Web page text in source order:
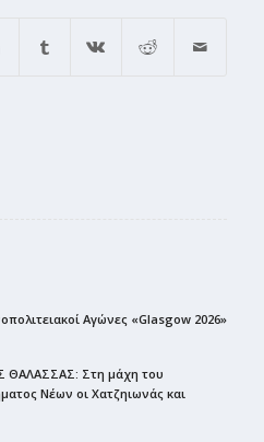
Αγώνες «Glasgow 2026»
Στη μάχη του
Νέων οι Χατζηιωνάς και